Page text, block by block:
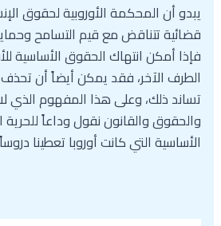
يبدو أن المحكمة الأوروبية لحقوق
قضائية تتناقض مع قيم التسامح
فإذا أمكن انتهاك الحقوق الأساسية
الطرف الآخر، فقد يمكن أيضاً أن تحذف
تساند ذلك، وعلى هذا المفهوم الذي
والحقوق والقانون نقول وداعاً للحرية
الأساسية التي كانت أوروبا تعطينا